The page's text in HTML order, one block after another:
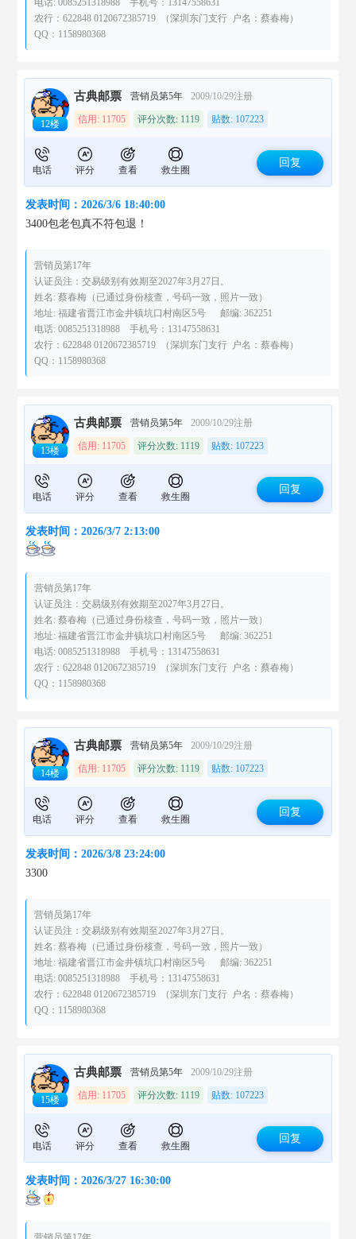
电话: 0085251318988 手机号：13147558631
农行：622848 0120672385719 （深圳东门支行 户名：蔡春梅）
QQ：1158980368
12楼
古典邮票 营销员第5年 2009/10/29注册
信用: 11705 评分次数: 1119 贴数: 107223
电话 评分 查看 救生圈
回复
发表时间：2026/3/6 18:40:00
3400包老包真不符包退！
营销员第17年
认证员注：交易级别有效期至2027年3月27日。
姓名: 蔡春梅（已通过身份核查，号码一致，照片一致）
地址: 福建省晋江市金井镇坑口村南区5号 邮编: 362251
电话: 0085251318988 手机号：13147558631
农行：622848 0120672385719 （深圳东门支行 户名：蔡春梅）
QQ：1158980368
13楼
古典邮票 营销员第5年 2009/10/29注册
信用: 11705 评分次数: 1119 贴数: 107223
电话 评分 查看 救生圈
回复
发表时间：2026/3/7 2:13:00
营销员第17年
认证员注：交易级别有效期至2027年3月27日。
姓名: 蔡春梅（已通过身份核查，号码一致，照片一致）
地址: 福建省晋江市金井镇坑口村南区5号 邮编: 362251
电话: 0085251318988 手机号：13147558631
农行：622848 0120672385719 （深圳东门支行 户名：蔡春梅）
QQ：1158980368
14楼
古典邮票 营销员第5年 2009/10/29注册
信用: 11705 评分次数: 1119 贴数: 107223
电话 评分 查看 救生圈
回复
发表时间：2026/3/8 23:24:00
3300
营销员第17年
认证员注：交易级别有效期至2027年3月27日。
姓名: 蔡春梅（已通过身份核查，号码一致，照片一致）
地址: 福建省晋江市金井镇坑口村南区5号 邮编: 362251
电话: 0085251318988 手机号：13147558631
农行：622848 0120672385719 （深圳东门支行 户名：蔡春梅）
QQ：1158980368
15楼
古典邮票 营销员第5年 2009/10/29注册
信用: 11705 评分次数: 1119 贴数: 107223
电话 评分 查看 救生圈
回复
发表时间：2026/3/27 16:30:00